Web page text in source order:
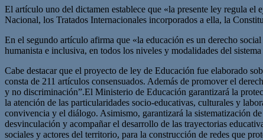
El artículo uno del dictamen establece que «la presente ley regula
Nacional, los Tratados Internacionales incorporados a ella, la
En el segundo artículo afirma que «la educación es un derecho
humanista e inclusiva, en todos los niveles y modalidades del
Cabe destacar que el proyecto de ley de Educación fue elaborado
consta de 211 artículos consensuados. Además de promover el
y no discriminación”.El Ministerio de Educación garantizará la
la atención de las particularidades socio-educativas, culturales y
convivencia y el diálogo. Asimismo, garantizará la sistematización
desvinculación y acompañar el desarrollo de las trayectorias
sociales y actores del territorio, para la construcción de redes que